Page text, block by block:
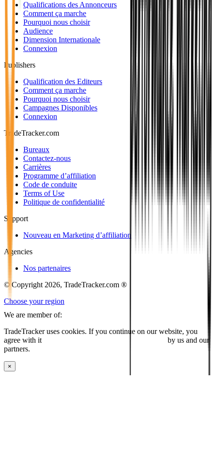
Qualifications des Annonceurs
Comment ça marche
Pourquoi nous choisir
Audience
Dimension Internationale
Connexion
Publishers
Qualification des Editeurs
Comment ça marche
Pourquoi nous choisir
Campagnes Disponibles
Connexion
TradeTracker.com
Bureaux
Contactez-nous
Carrières
Programme d’affiliation
Code de conduite
Terms of Use
Politique de confidentialité
Support
Nouveau en Marketing d’affiliation
Agencies
Nos partenaires
© Copyright 2026, TradeTracker.com ®
Choose your region
We are member of:
TradeTracker uses cookies. If you continue on our website, you
agree with it
by us and our
partners.
×